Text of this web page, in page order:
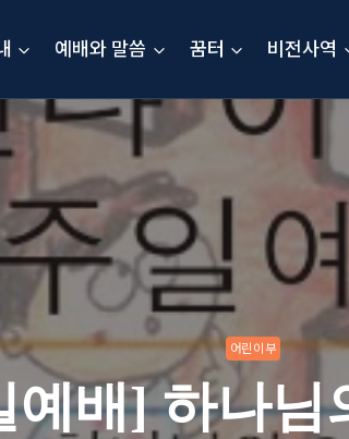
예배와 말씀 꿈터 비전사역
어린이부
예배] 하나님